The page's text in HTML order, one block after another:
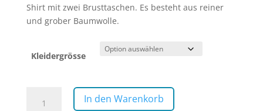
Shirt mit zwei Brusttaschen. Es besteht aus reiner
und grober Baumwolle.
Kleidergrösse
In den Warenkorb